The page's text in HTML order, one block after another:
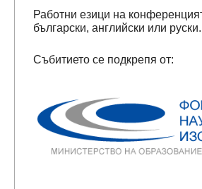
Работни езици на
български, английски или руски.
Събитието се подкрепя от: